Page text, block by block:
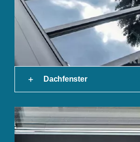
Dachfenster